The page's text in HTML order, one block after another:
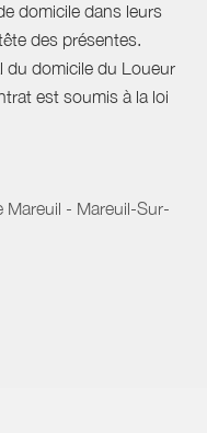
domicile dans leurs
des présentes.
du domicile du Loueur
est soumis à la loi
- Mareuil-Sur-